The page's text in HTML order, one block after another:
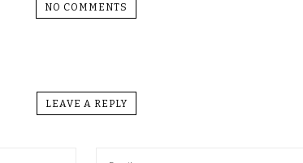
NO COMMENTS
LEAVE A REPLY